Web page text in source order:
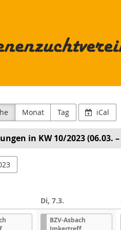
Monat Tag iCal
in KW 10/2023 (06.03. –
Di, 7.3.
BZV-Asbach